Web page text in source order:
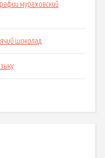
мураховский
шоколад